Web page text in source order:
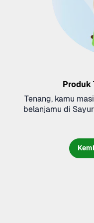
Produk
Tenang, kamu
belanjamu di